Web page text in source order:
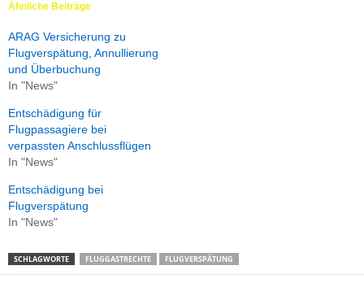
Ähnliche Beiträge
ARAG Versicherung zu
Flugverspätung, Annullierung
und Überbuchung
In "News"
Entschädigung für
Flugpassagiere bei
verpassten Anschlussflügen
In "News"
Entschädigung bei
Flugverspätung
In "News"
SCHLAGWORTE FLUGGASTRECHTE FLUGVERSPÄTUNG